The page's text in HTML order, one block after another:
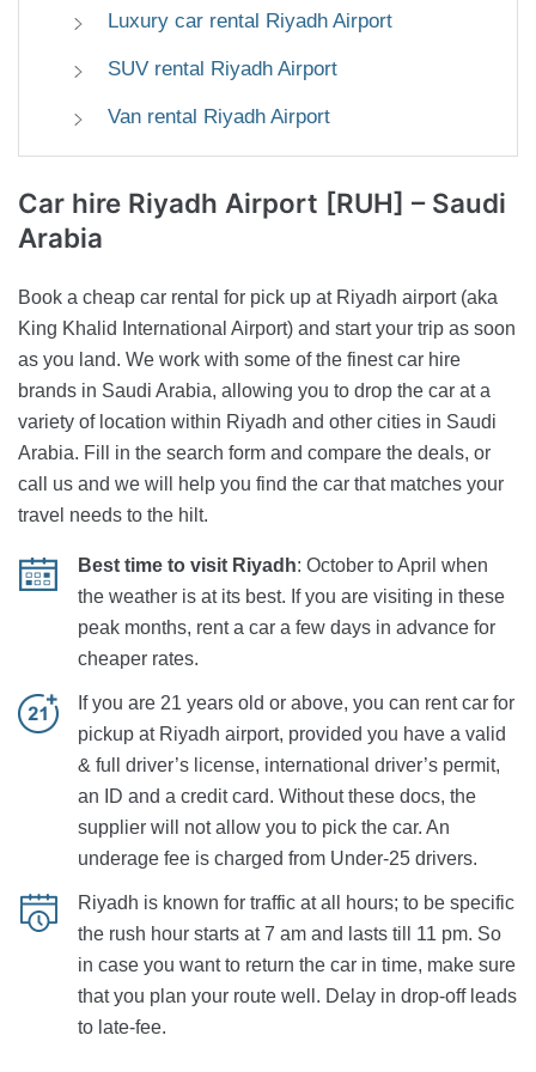
Luxury car rental Riyadh Airport
SUV rental Riyadh Airport
Van rental Riyadh Airport
Car hire Riyadh Airport [RUH] – Saudi
Arabia
Book a cheap car rental for pick up at Riyadh airport (aka
King Khalid International Airport) and start your trip as soon
as you land. We work with some of the finest car hire
brands in Saudi Arabia, allowing you to drop the car at a
variety of location within Riyadh and other cities in Saudi
Arabia. Fill in the search form and compare the deals, or
call us and we will help you find the car that matches your
travel needs to the hilt.
Best time to visit Riyadh: October to April when
the weather is at its best. If you are visiting in these
peak months, rent a car a few days in advance for
cheaper rates.
If you are 21 years old or above, you can rent car for
pickup at Riyadh airport, provided you have a valid
& full driver’s license, international driver’s permit,
an ID and a credit card. Without these docs, the
supplier will not allow you to pick the car. An
underage fee is charged from Under-25 drivers.
Riyadh is known for traffic at all hours; to be specific
the rush hour starts at 7 am and lasts till 11 pm. So
in case you want to return the car in time, make sure
that you plan your route well. Delay in drop-off leads
to late-fee.